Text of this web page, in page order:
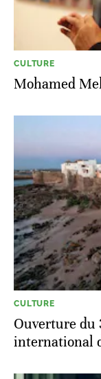
CULTURE
Mohamed
CULTURE
Ouverture du
international